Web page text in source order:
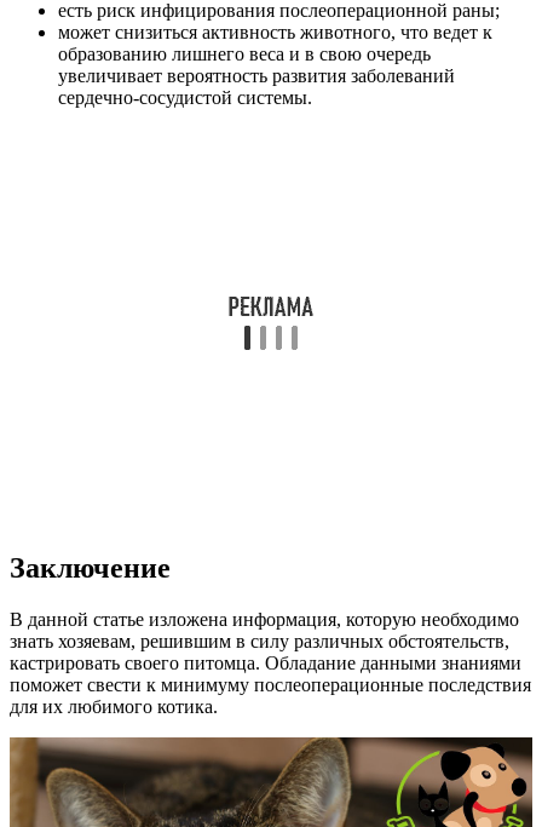
есть риск инфицирования послеоперационной раны;
может снизиться активность животного, что ведет к
образованию лишнего веса и в свою очередь
увеличивает вероятность развития заболеваний
сердечно-сосудистой системы.
Заключение
В данной статье изложена информация, которую необходимо
знать хозяевам, решившим в силу различных обстоятельств,
кастрировать своего питомца. Обладание данными знаниями
поможет свести к минимуму послеоперационные последствия
для их любимого котика.